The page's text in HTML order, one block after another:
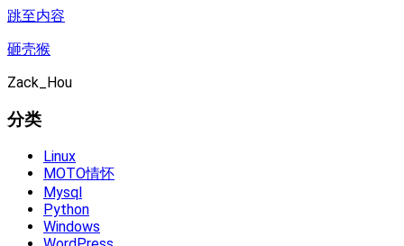
跳至内容
砸壳猴
Zack_Hou
分类
Linux
MOTO情怀
Mysql
Python
Windows